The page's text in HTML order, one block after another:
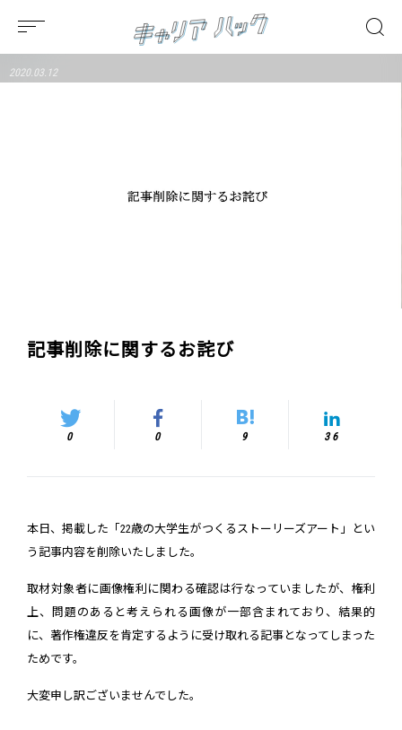
2020.03.12
記事削除に関するお詫び
0 0 9 36
本日、掲載した「22歳の大学生がつくるストーリーズアート」とい
う記事内容を削除いたしました。
取材対象者に画像権利に関わる確認は行なっていましたが、権利
上、問題のあると考えられる画像が一部含まれており、結果的
に、著作権違反を肯定するように受け取れる記事となってしまった
ためです。
大変申し訳ございませんでした。